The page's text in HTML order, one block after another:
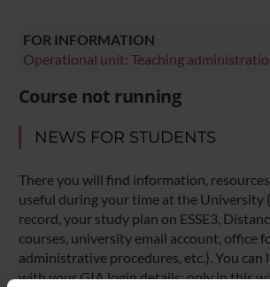
FOR INFORMATION
Operational unit: Teaching
Course not running
NEWS FOR STUDENTS
There you will find information,
useful during your time at the University
record, your study plan on ESSE3,
courses, university email account, office
administrative procedures, etc.). You
with your GIA login details: only in this